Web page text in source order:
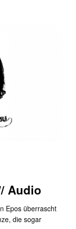
Audio
Epos überrascht
die sogar